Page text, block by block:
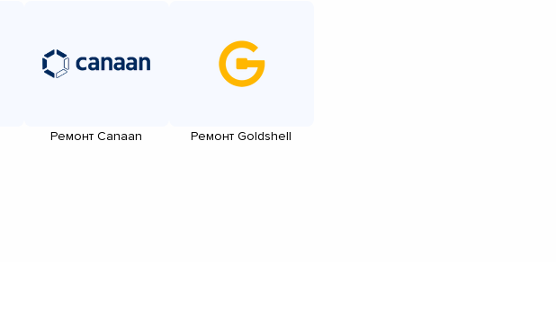
Ремонт Canaan Ремонт Goldshell